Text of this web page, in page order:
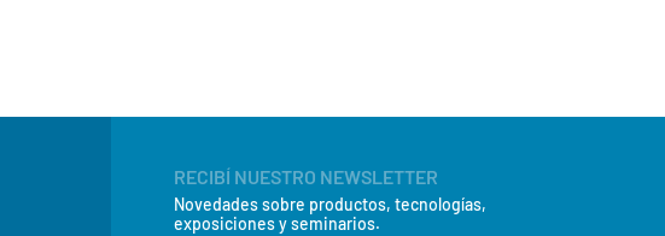
RECIBÍ NUESTRO NEWSLETTER
Novedades sobre productos, tecnologías,
exposiciones y seminarios.